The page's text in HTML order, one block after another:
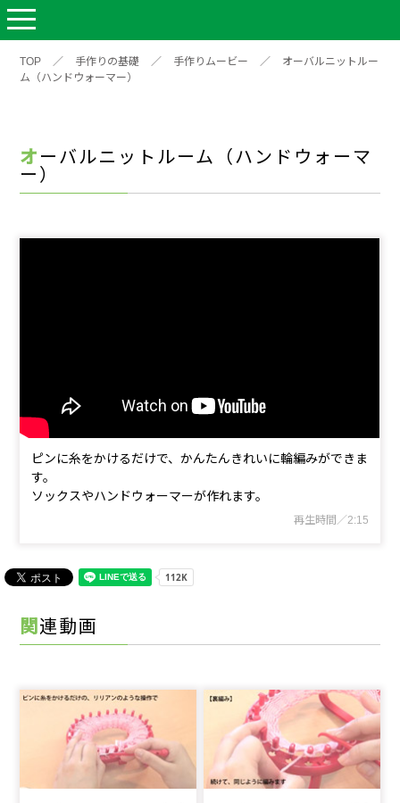
TOP ／ 手作りの基礎 ／ 手作りムービー ／
オーバルニットルー
ム（ハンドウォーマー）
オーバルニットルーム（ハンドウォーマ
ー）
ピンに糸をかけるだけで、かんたんきれいに輪編みができま
す。
ソックスやハンドウォーマーが作れます。
再生時間／2:15
関連動画